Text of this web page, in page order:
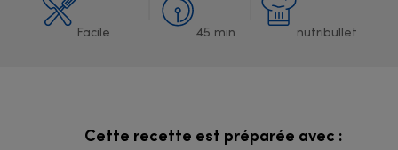
Facile 45 min nutribullet
Cette recette est préparée avec :